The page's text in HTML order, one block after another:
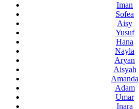
Iman
Sofea
Aisy
Yusuf
Hana
Nayla
Aryan
Aisyah
Amanda
Adam
Umar
Inara